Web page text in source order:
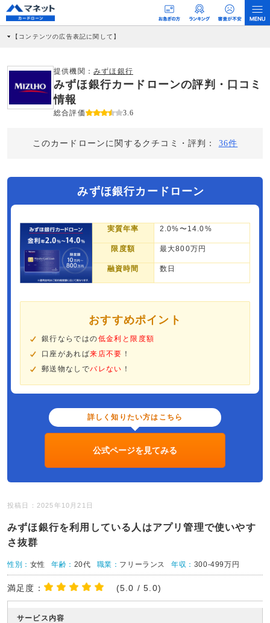
【コンテンツの広告表記に関して】
社に対して企業から紹介報酬が支払われるという収益モデルです。 ただし、特定の
商品を根拠なくPRするものではなく、当編集部の調査／ユーザーへの口コミ収集な
どに基づき、公平性を担保した情報提供を行っています。
>提携企業一覧
提供機関： みずほ銀行
みずほ銀行カードローンの評判・口コミ
情報
総合評価 3.6
このカードローンに関するクチコミ・評判： 36件
みずほ銀行カードローン
実質年率 2.0%〜14.0%
限度額 最大800万円
融資時間 数日
おすすめポイント
銀行ならではの低金利と限度額
口座があれば来店不要 ！
郵送物なしでバレない ！
詳しく知りたい方はこちら
公式ページを見てみる
投稿日：2025年10月21日
みずほ銀行を利用している人はアプリ管理で使いやす
さ抜群
性別： 女性 年齢： 20代 職業： フリーランス 年収： 300-499万円
満足度： (5.0 / 5.0)
サービス内容